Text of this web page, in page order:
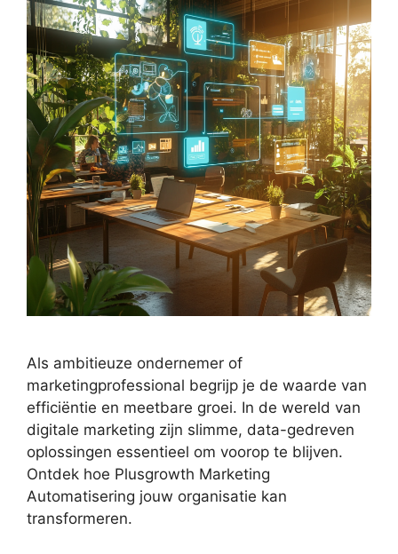
Als ambitieuze ondernemer of
marketingprofessional begrijp je de waarde van
efficiëntie en meetbare groei. In de wereld van
digitale marketing zijn slimme, data-gedreven
oplossingen essentieel om voorop te blijven.
Ontdek hoe Plusgrowth Marketing
Automatisering jouw organisatie kan
transformeren.